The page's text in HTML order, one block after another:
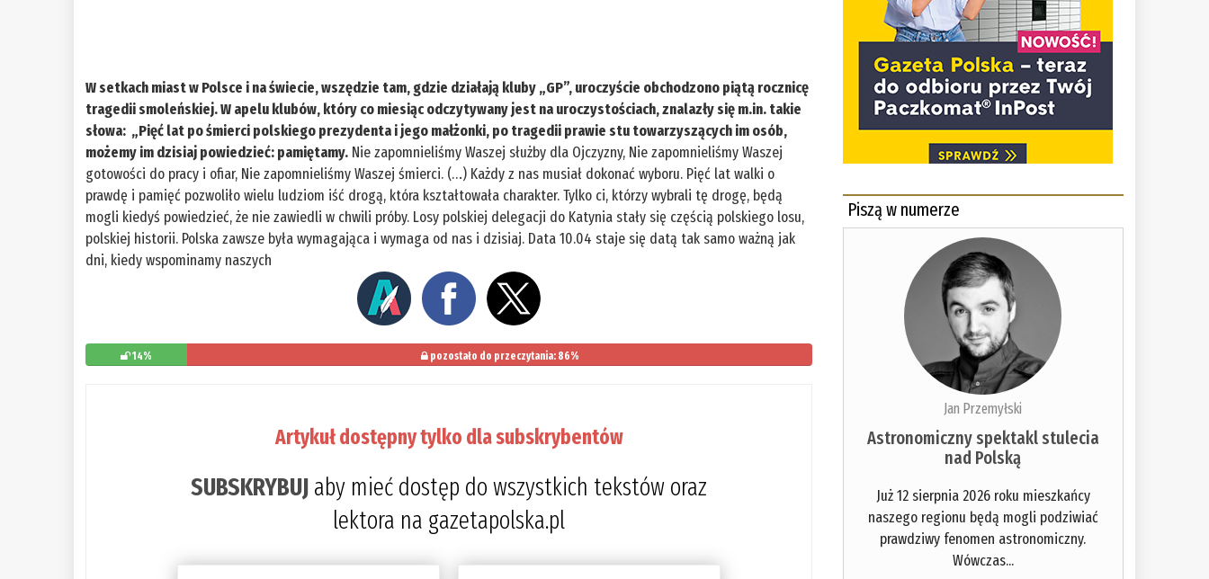
W setkach miast w Polsce i na świecie, wszędzie tam, gdzie działają kluby „GP”, uroczyście obchodzono piątą rocznicę
tragedii smoleńskiej. W apelu klubów, który co miesiąc odczytywany jest na uroczystościach, znalazły się m.in. takie
słowa: „Pięć lat po śmierci polskiego prezydenta i jego małżonki, po tragedii prawie stu towarzyszących im osób,
możemy im dzisiaj powiedzieć: pamiętamy. Nie zapomnieliśmy Waszej służby dla Ojczyzny, Nie zapomnieliśmy Waszej
gotowości do pracy i ofiar, Nie zapomnieliśmy Waszej śmierci. (…) Każdy z nas musiał dokonać wyboru. Pięć lat walki o
prawdę i pamięć pozwoliło wielu ludziom iść drogą, która kształtowała charakter. Tylko ci, którzy wybrali tę drogę, będą
mogli kiedyś powiedzieć, że nie zawiedli w chwili próby. Losy polskiej delegacji do Katynia stały się częścią polskiego losu,
polskiej historii. Polska zawsze była wymagająca i wymaga od nas i dzisiaj. Data 10.04 staje się datą tak samo ważną jak
dni, kiedy wspominamy naszych
14% pozostało do przeczytania: 86%
Artykuł dostępny tylko dla subskrybentów
SUBSKRYBUJ aby mieć dostęp do wszystkich tekstów oraz
lektora na gazetapolska.pl
Piszą w numerze
Jan Przemyłski
Astronomiczny spektakl stulecia
nad Polską
Już 12 sierpnia 2026 roku mieszkańcy
naszego regionu będą mogli podziwiać
prawdziwy fenomen astronomiczny.
Wówczas...